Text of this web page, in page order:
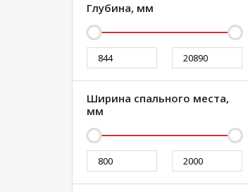
Глубина, мм
Ширина спального места,
мм